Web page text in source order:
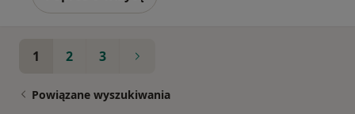
1 2 3
Powiązane wyszukiwania